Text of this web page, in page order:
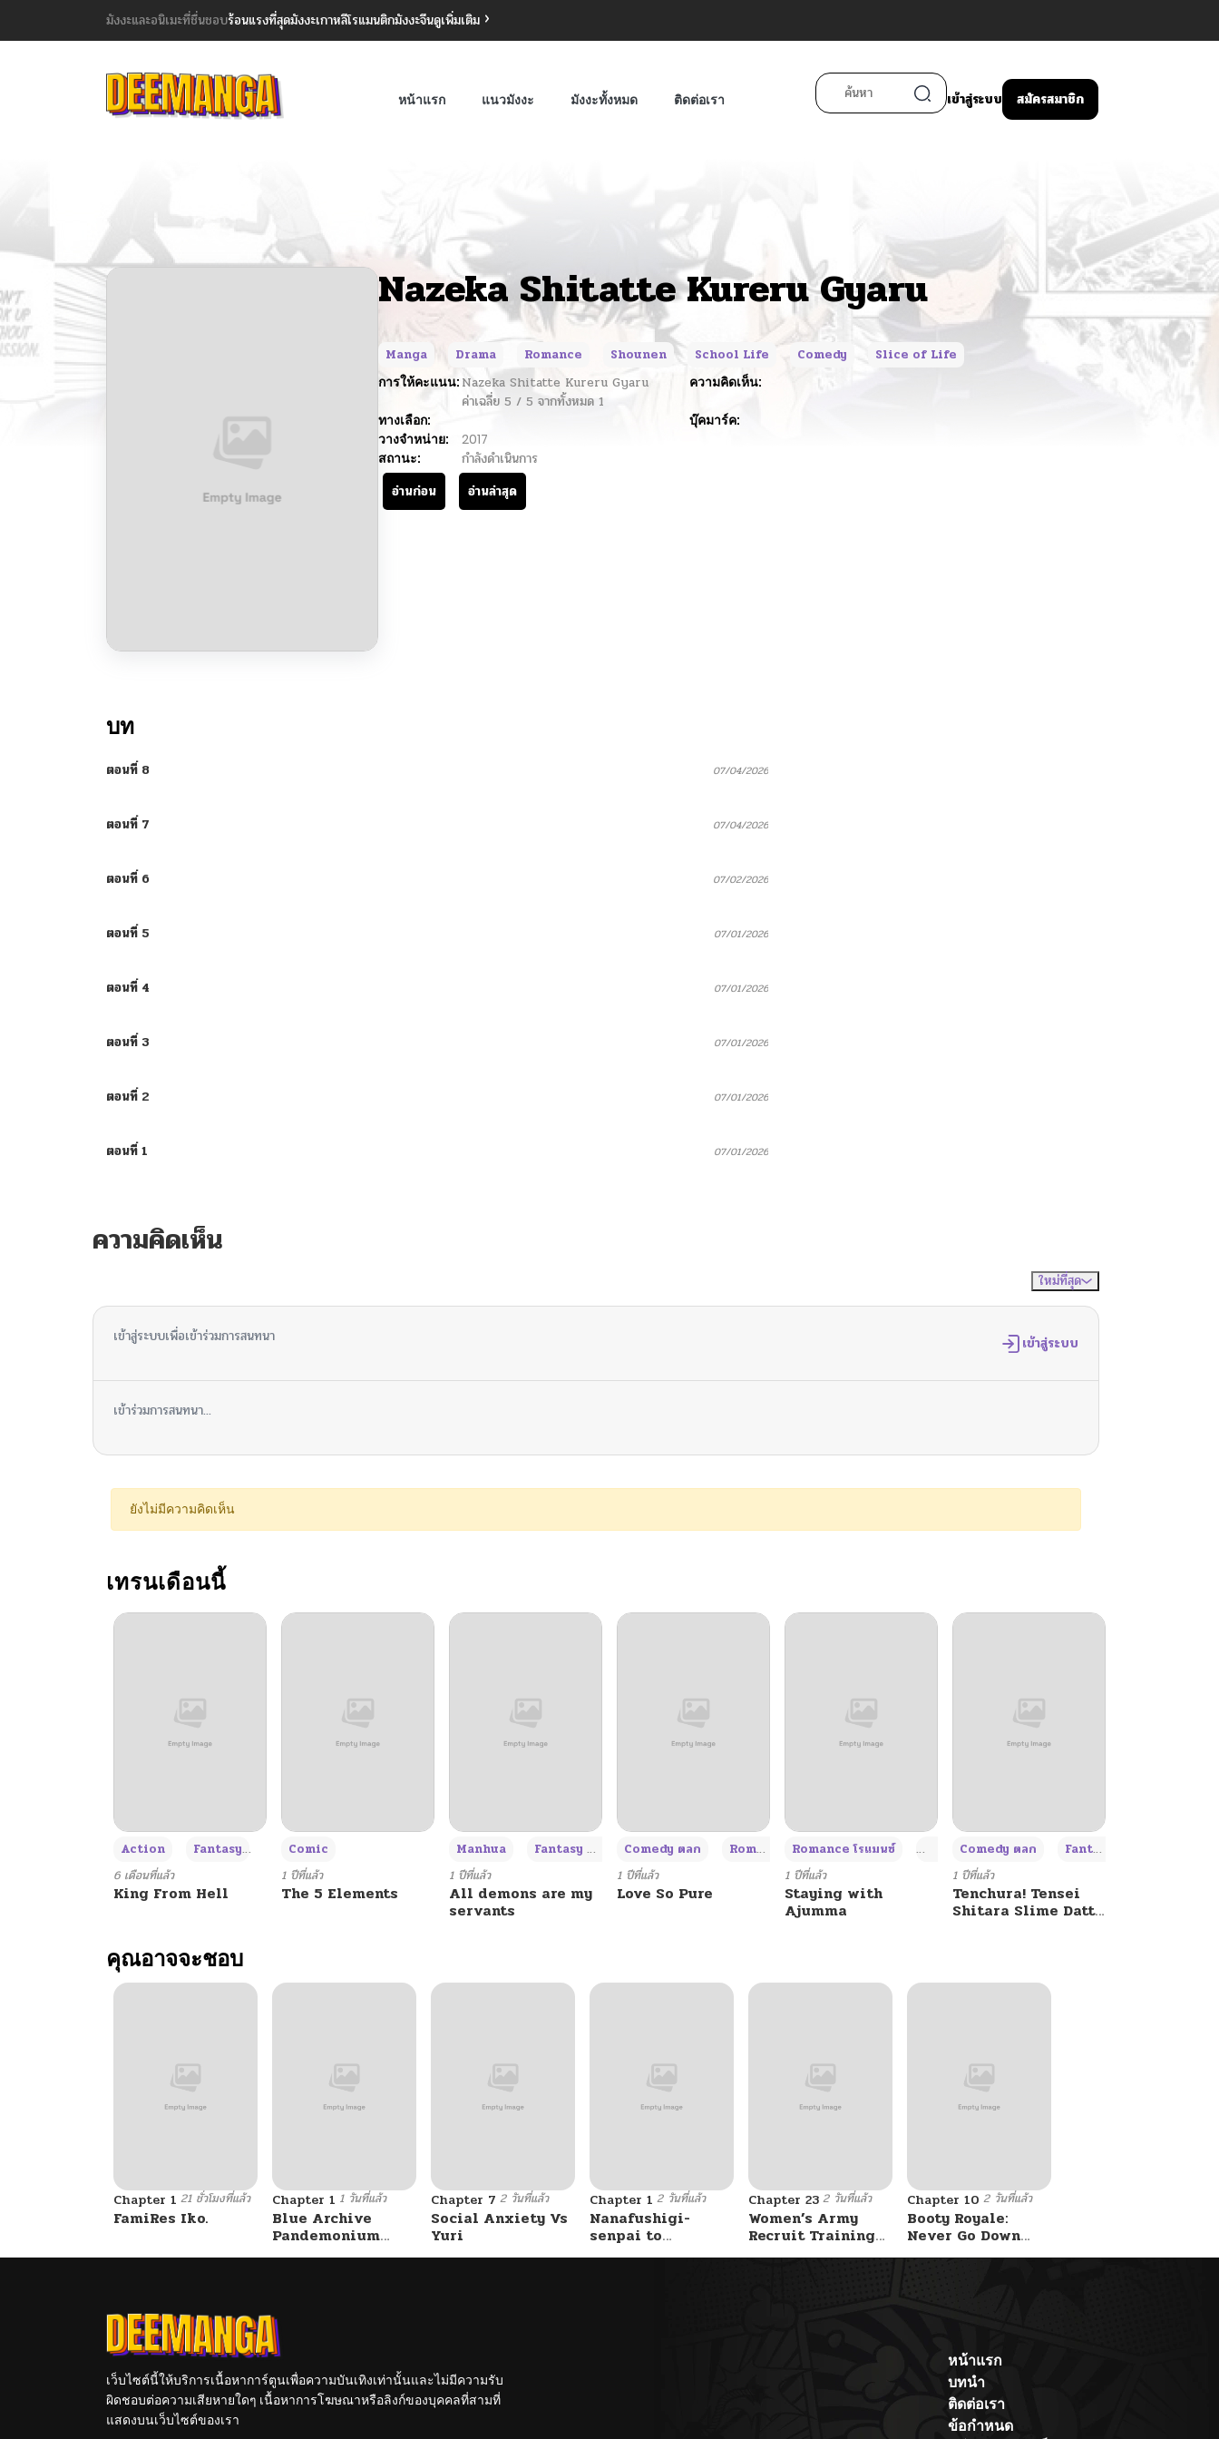
มังงะและอนิเมะที่ชื่นชอบร้อนแรงที่สุดมังงะเกาหลีโรแมนติกมังงะจีนดูเพิ่มเติม
หน้าแรก แนวมังงะ มังงะทั้งหมด ติดต่อเรา เข้าสู่ระบบ สมัครสมาชิก
Nazeka Shitatte Kureru Gyaru
Manga Drama Romance Shounen School Life Comedy
Slice of Life
การให้คะแนน: Nazeka Shitatte Kureru Gyaru
ค่าเฉลี่ย 5 / 5 จากทั้งหมด 1
ความคิดเห็น:
ทางเลือก:
บุ๊คมาร์ค:
วางจำหน่าย:
2017
สถานะ:
กำลังดำเนินการ
อ่านก่อน
อ่านล่าสุด
บท
ตอนที่ 8 07/04/2026
ตอนที่ 7 07/04/2026
ตอนที่ 6 07/02/2026
ตอนที่ 5 07/01/2026
ตอนที่ 4 07/01/2026
ตอนที่ 3 07/01/2026
ตอนที่ 2 07/01/2026
ตอนที่ 1 07/01/2026
ความคิดเห็น
ใหม่ที่สุด
เข้าสู่ระบบเพื่อเข้าร่วมการสนทนา เข้าสู่ระบบ
เข้าร่วมการสนทนา...
ยังไม่มีความคิดเห็น
เทรนเดือนนี้
Action Fantasy
6 เดือนที่แล้ว
King From Hell
Comic
1 ปีที่แล้ว
The 5 Elements
Manhua Fantasy แฟนตาซี +3
1 ปีที่แล้ว
All demons are my
servants
Comedy ตลก Romance โรแมนซ์ +4
1 ปีที่แล้ว
Love So Pure
Romance โรแมนซ์ Adult ผู้ใหญ่ +4
1 ปีที่แล้ว
Staying with
Ajumma
Comedy ตลก Fantasy แฟนตาซี
1 ปีที่แล้ว
Tenchura! Tensei
Shitara Slime Datta
คุณอาจจะชอบ
Chapter 1 21 ชั่วโมงที่แล้ว
FamiRes Iko.
Chapter 1 1 วันที่แล้ว
Blue Archive
Pandemonium
Vacation By
Chapter 7 2 วันที่แล้ว
Social Anxiety Vs
Yuri
Chapter 1 2 วันที่แล้ว
Nanafushigi-
senpai to
Tetsujin-kun
Chapter 23 2 วันที่แล้ว
Women’s Army
Recruit Training
Center
Chapter 10 2 วันที่แล้ว
Booty Royale:
Never Go Down
Without A Fight!
เว็บไซต์นี้ให้บริการเนื้อหาการ์ตูนเพื่อความบันเทิงเท่านั้นและไม่มีความรับ
ผิดชอบต่อความเสียหายใดๆ เนื้อหาการโฆษณาหรือลิงก์ของบุคคลที่สามที่
แสดงบนเว็บไซต์ของเรา
หน้าแรก
บทนำ
ติดต่อเรา
ข้อกำหนด